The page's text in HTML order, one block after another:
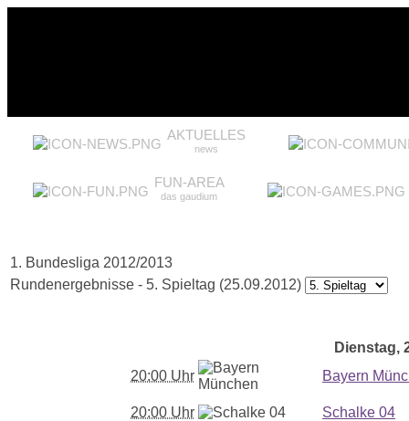
AKTUELLES
news
FUN-AREA
das gaudium
1. Bundesliga 2012/2013
Rundenergebnisse - 5. Spieltag (25.09.2012)
Dienstag,
20:00 Uhr
Bayern
20:00 Uhr Schalke 04